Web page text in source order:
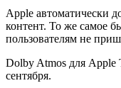
Apple автоматически
контент. То же самое
пользователям не
Dolby Atmos для
сентября.